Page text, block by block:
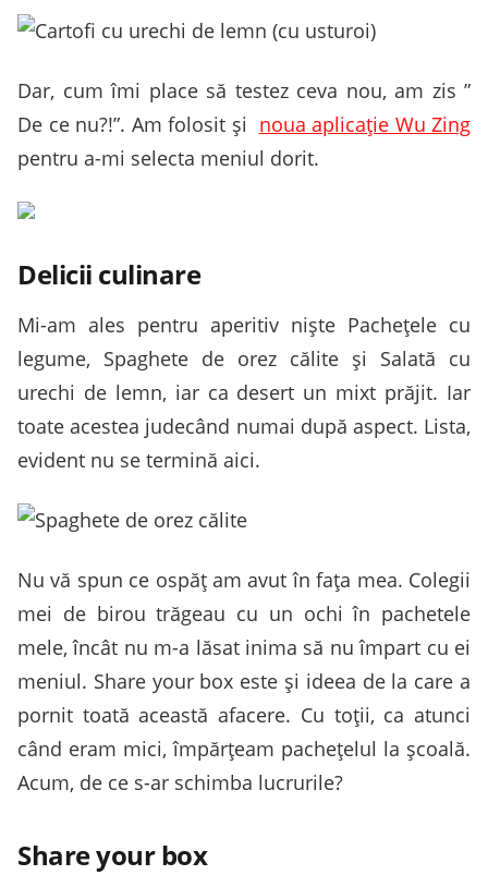
Dar, cum îmi place să testez ceva nou, am zis ”
De ce nu?!”. Am folosit şi noua aplicaţie Wu Zing
pentru a-mi selecta meniul dorit.
Delicii culinare
Mi-am ales pentru aperitiv nişte Pacheţele cu
legume, Spaghete de orez călite şi Salată cu
urechi de lemn, iar ca desert un mixt prăjit. Iar
toate acestea judecând numai după aspect. Lista,
evident nu se termină aici.
Nu vă spun ce ospăţ am avut în faţa mea. Colegii
mei de birou trăgeau cu un ochi în pachetele
mele, încât nu m-a lăsat inima să nu împart cu ei
meniul. Share your box este şi ideea de la care a
pornit toată această afacere. Cu toţii, ca atunci
când eram mici, împărţeam pacheţelul la şcoală.
Acum, de ce s-ar schimba lucrurile?
Share your box